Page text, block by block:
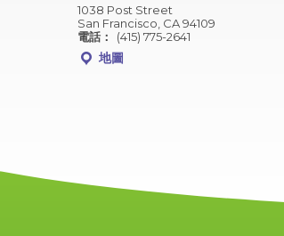
1038 Post Street
San Francisco, CA 94109
電話：
(415) 775-2641
地圖